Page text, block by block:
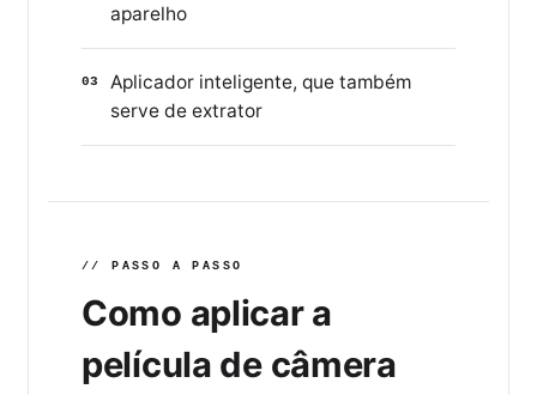
aparelho
03
Aplicador inteligente, que também
serve de extrator
// PASSO A PASSO
Como aplicar a
película de câmera